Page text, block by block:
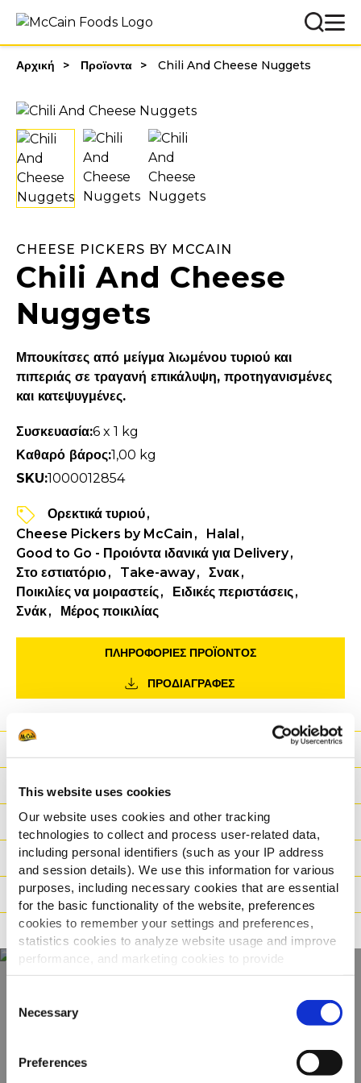
This website uses cookies
Our website uses cookies and other tracking
technologies to collect and process user-related data,
including personal identifiers (such as your IP address
and session details). We use this information for various
purposes, including necessary cookies that are essential
for the basic functionality of the website, preferences
cookies to remember your settings and preferences,
statistics cookies to analyze website usage and improve
performance, and marketing cookies to provide
personalized content and advertising.
By clicking 'Allow all cookies', you consent to the use of
all cookies. If you'd like to customize your preferences,
'Allow selection.'
Selection
Necessary
Preferences
Αρχική Προϊοντα Chili And Cheese Nuggets
CHEESE PICKERS BY MCCAIN
Chili And Cheese
Nuggets
Μπουκίτσες από μείγμα λιωμένου τυριού και
πιπεριάς σε τραγανή επικάλυψη, προτηγανισμένες
και κατεψυγμένες.
Συσκευασία:6 x 1 kg
Καθαρό βάρος:1,00 kg
SKU:1000012854
Ορεκτικά τυριού
Cheese Pickers by McCain
Halal
Good to Go - Προιόντα ιδανικά για Delivery
Στο εστιατόριο
Take-away
Σνακ
Ποικιλίες να μοιραστείς
Ειδικές περιστάσεις
Σνάκ
Μέρος ποικιλίας
ΠΛΗΡΟΦΟΡΙΕΣ ΠΡΟΪΌΝΤΟΣ
ΠΡΟΔΙΑΓΡΑΦΕΣ
Θρεπτικές Αξίες
Συστατικά
Βάρος / Logistics
Οδηγίες μαγειρέματος
Πιστοποιήσεις